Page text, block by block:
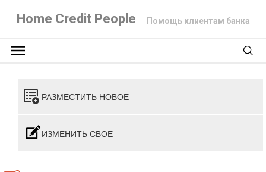
Home Credit People Помощь клиентам банка
РАЗМЕСТИТЬ НОВОЕ
ИЗМЕНИТЬ СВОЕ